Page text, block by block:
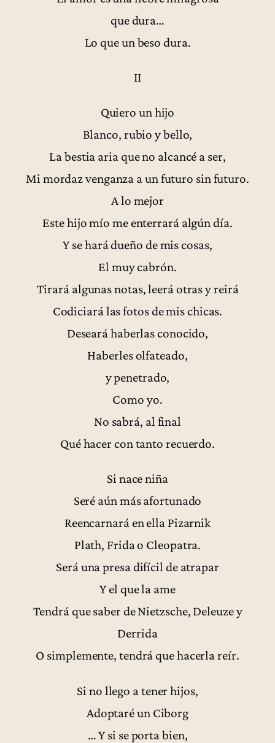
que dura…
Lo que un beso dura.
II
Quiero un hijo
Blanco, rubio y bello,
La bestia aria que no alcancé a ser,
Mi mordaz venganza a un futuro sin futuro.
A lo mejor
Este hijo mío me enterrará algún día.
Y se hará dueño de mis cosas,
El muy cabrón.
Tirará algunas notas, leerá otras y reirá
Codiciará las fotos de mis chicas.
Deseará haberlas conocido,
Haberles olfateado,
y penetrado,
Como yo.
No sabrá, al final
Qué hacer con tanto recuerdo.
Si nace niña
Seré aún más afortunado
Reencarnará en ella Pizarnik
Plath, Frida o Cleopatra.
Será una presa difícil de atrapar
Y el que la ame
Tendrá que saber de Nietzsche, Deleuze y
Derrida
O simplemente, tendrá que hacerla reír.
Si no llego a tener hijos,
Adoptaré un Ciborg
… Y si se porta bien,